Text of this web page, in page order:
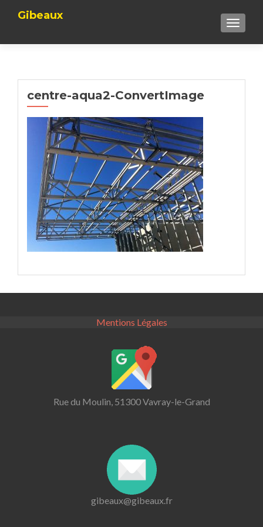
Gibeaux
centre-aqua2-ConvertImage
Mentions Légales
Rue du Moulin, 51300 Vavray-le-Grand
gibeaux@gibeaux.fr